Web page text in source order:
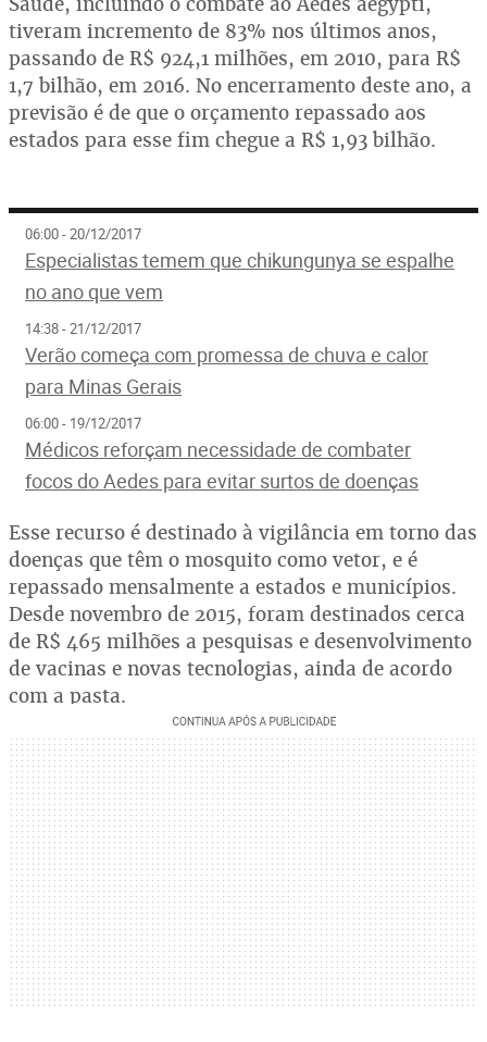
tiveram incremento de 83% nos últimos anos,
passando de R$ 924,1 milhões, em 2010, para R$
1,7 bilhão, em 2016. No encerramento deste ano, a
previsão é de que o orçamento repassado aos
estados para esse fim chegue a R$ 1,93 bilhão.
06:00 - 20/12/2017
Especialistas temem que chikungunya se espalhe
no ano que vem
14:38 - 21/12/2017
Verão começa com promessa de chuva e calor
para Minas Gerais
06:00 - 19/12/2017
Médicos reforçam necessidade de combater
focos do Aedes para evitar surtos de doenças
Esse recurso é destinado à vigilância em torno das
doenças que têm o mosquito como vetor, e é
repassado mensalmente a estados e municípios.
Desde novembro de 2015, foram destinados cerca
de R$ 465 milhões a pesquisas e desenvolvimento
de vacinas e novas tecnologias, ainda de acordo
com a pasta.